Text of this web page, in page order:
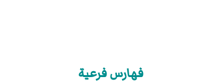
فهارس فرعية